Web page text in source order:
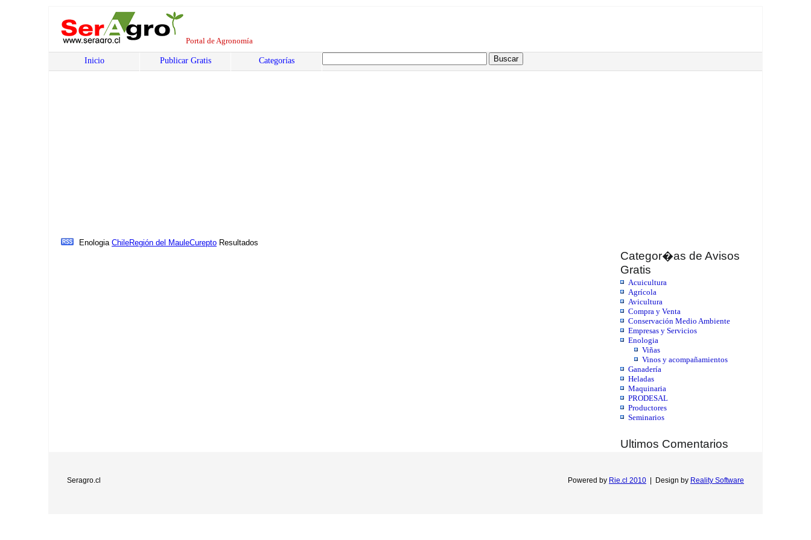
Portal de Agronomía
Inicio Publicar Gratis Categorías
Categor�as de Avisos
Gratis
Acuicultura
Agrícola
Avicultura
Compra y Venta
Conservación Medio Ambiente
Empresas y Servicios
Enologia
Viñas
Vinos y acompañamientos
Ganadería
Heladas
Maquinaria
PRODESAL
Productores
Seminarios
Ultimos Comentarios
Enologia ChileRegión del MauleCurepto Resultados
Seragro.cl Powered by Rie.cl 2010 Design by Reality Software